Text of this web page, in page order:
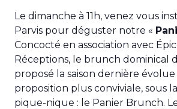
Le dimanche à 11h, venez vous
Parvis pour déguster notre «
Concocté en association avec
Réceptions, le brunch dominical
proposé la saison dernière
proposition plus conviviale, sous
pique-nique : le Panier Brunch.